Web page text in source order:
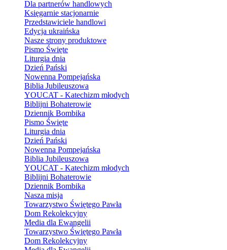
Dla partnerów handlowych
Księgarnie stacjonarnie
Przedstawiciele handlowi
Edycja ukraińska
Nasze strony produktowe
Pismo Święte
Liturgia dnia
Dzień Pański
Nowenna Pompejańska
Biblia Jubileuszowa
YOUCAT - Katechizm młodych
Biblijni Bohaterowie
Dziennik Bombika
Pismo Święte
Liturgia dnia
Dzień Pański
Nowenna Pompejańska
Biblia Jubileuszowa
YOUCAT - Katechizm młodych
Biblijni Bohaterowie
Dziennik Bombika
Nasza misja
Towarzystwo Świętego Pawła
Dom Rekolekcyjny
Media dla Ewangelii
Towarzystwo Świętego Pawła
Dom Rekolekcyjny